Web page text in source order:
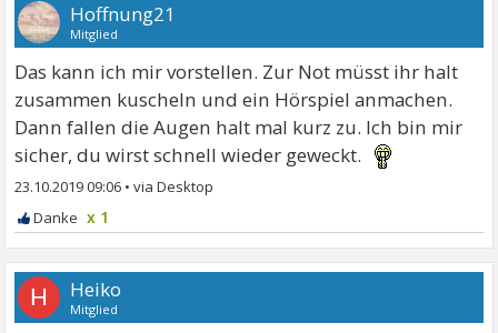
Hoffnung21
Mitglied
Das kann ich mir vorstellen. Zur Not müsst ihr halt
zusammen kuscheln und ein Hörspiel anmachen.
Dann fallen die Augen halt mal kurz zu. Ich bin mir
sicher, du wirst schnell wieder geweckt.
23.10.2019 09:06 •
x 1
H Heiko
Mitglied